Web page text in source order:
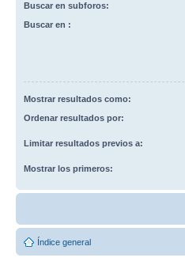
Buscar en subforos:
Buscar en :
Mostrar resultados como:
Ordenar resultados por:
Limitar resultados previos a:
Mostrar los primeros:
Índice general